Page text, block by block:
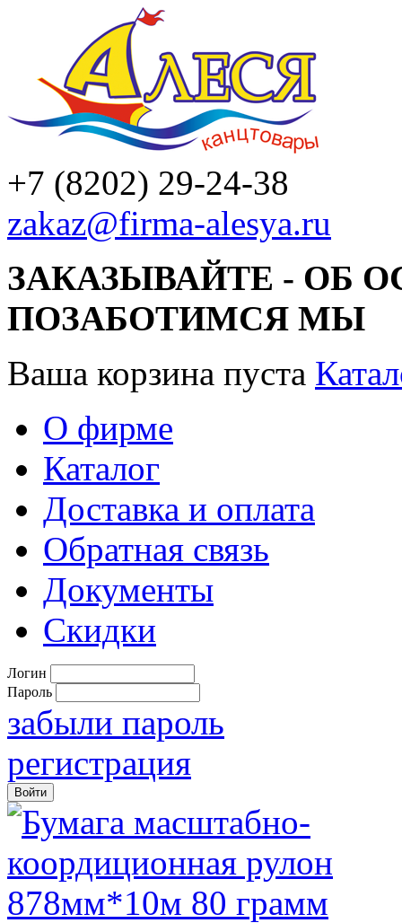
+7 (8202) 29-24-38
zakaz@firma-alesya.ru
ЗАКАЗЫВАЙТЕ - ОБ
ПОЗАБОТИМСЯ МЫ
Ваша корзина пуста
О фирме
Каталог
Доставка и оплата
Обратная связь
Документы
Скидки
Логин
Пароль
забыли пароль
регистрация